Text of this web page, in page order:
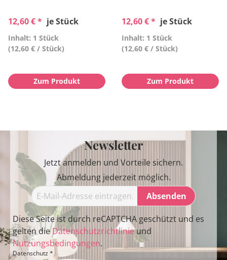
12,60 € * je Stück
Inhalt: 1 Stück
(12,60 € / Stück)
Zum Produkt
12,60 € * je Stück
Inhalt: 1 Stück
(12,60 € / Stück)
Zum Produkt
Newsletter
Jetzt anmelden und Vorteile sichern.
Abmeldung jederzeit möglich.
Absenden
Diese Seite ist durch reCAPTCHA geschützt und es
gelten dieDatenschutzrichtlinieund
Nutzungsbedingungen.
Datenschutz *